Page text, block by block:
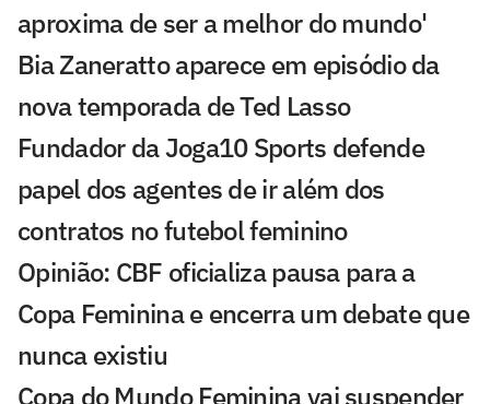
aproxima de ser a melhor do mundo'
Bia Zaneratto aparece em episódio da
nova temporada de Ted Lasso
Fundador da Joga10 Sports defende
papel dos agentes de ir além dos
contratos no futebol feminino
Opinião: CBF oficializa pausa para a
Copa Feminina e encerra um debate que
nunca existiu
Copa do Mundo Feminina vai suspender